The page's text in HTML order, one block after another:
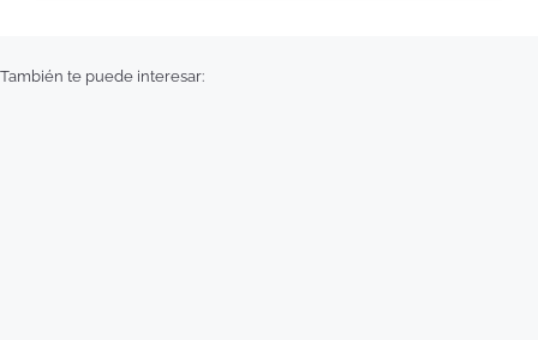
También te puede interesar: